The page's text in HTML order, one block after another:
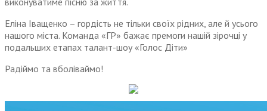
Еліна Іващенко – гордість не тільки своїх рідних, але й усього
нашого міста. Команда «ГР» бажає премоги нашій зірочці у
подальших етапах талант-шоу «Голос Діти»
Радіймо та вболіваймо!